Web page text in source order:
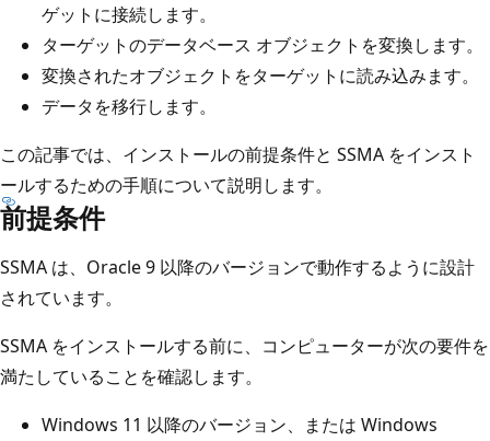
ゲットに接続します。
ターゲットのデータベース オブジェクトを変換します。
変換されたオブジェクトをターゲットに読み込みます。
データを移行します。
この記事では、インストールの前提条件と SSMA をインスト
ールするための手順について説明します。
前提条件
SSMA は、Oracle 9 以降のバージョンで動作するように設計
されています。
SSMA をインストールする前に、コンピューターが次の要件を
満たしていることを確認します。
Windows 11 以降のバージョン、または Windows